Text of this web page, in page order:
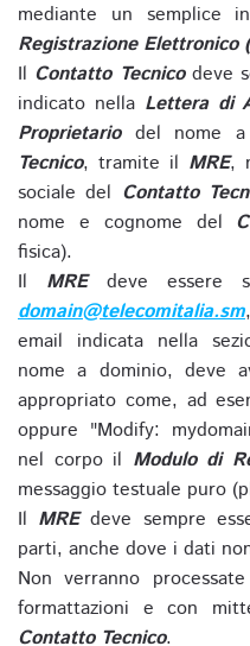
mediante un semplice
Registrazione Elettronico
Il Contatto Tecnicodeve
indicato nella Lettera di
Proprietariodel nome a
Tecnico, tramite il MRE,
sociale del Contatto
nome e cognome del
fisica).
Il MREdeve essere
domain@telecomitalia.sm
email indicata nella
nome a dominio, deve
appropriato come, ad
oppure "Modify:
nel corpo il Modulo di
messaggio testuale puro
Il MREdeve sempre
parti, anche dove i dati
Non verranno
formattazioni e con
Contatto Tecnico.